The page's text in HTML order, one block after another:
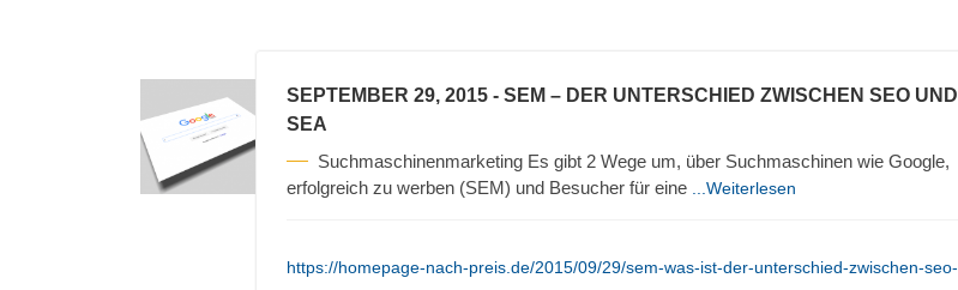
SEPTEMBER 29, 2015 - SEM – DER UNTERSCHIED ZWISCHEN SEO UND
SEA
Suchmaschinenmarketing Es gibt 2 Wege um, über Suchmaschinen wie Google,
erfolgreich zu werben (SEM) und Besucher für eine
...Weiterlesen
https://homepage-nach-preis.de/2015/09/29/sem-was-ist-der-unterschied-zwischen-seo-